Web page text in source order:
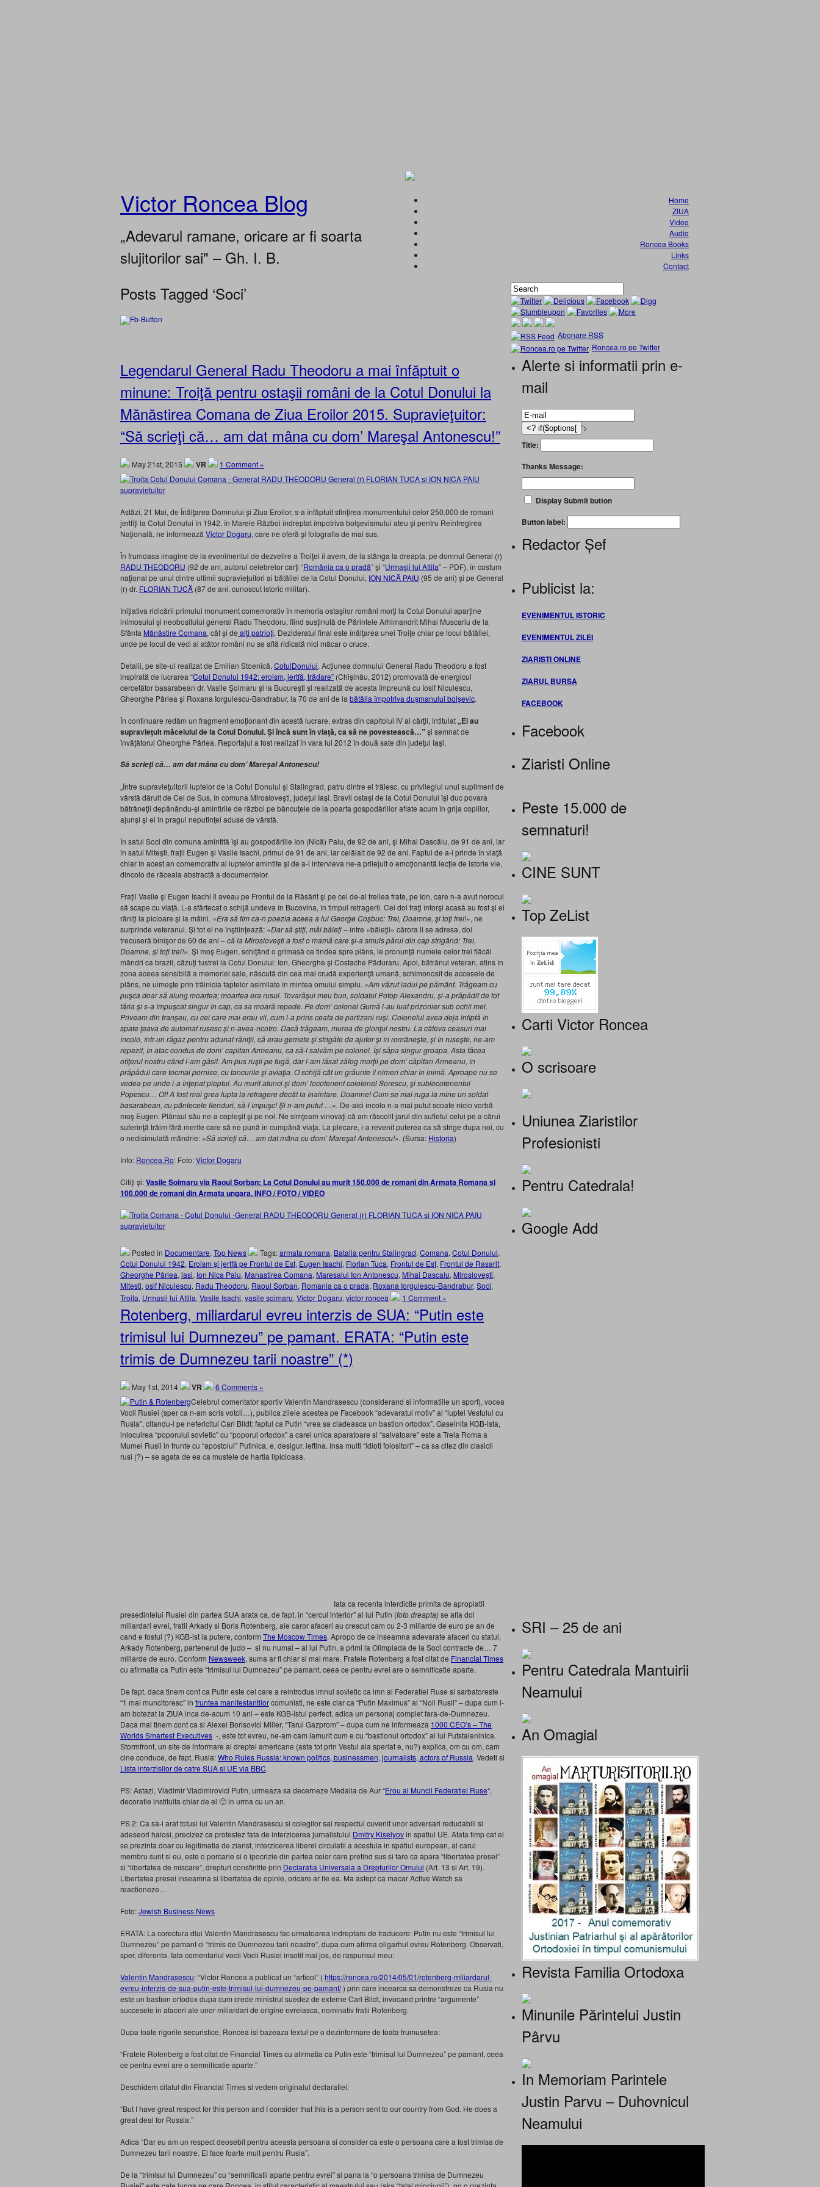
Victor Roncea Blog
„Adevarul ramane, oricare ar fi soarta
slujitorilor sai" – Gh. I. B.
Home
ZIUA
Video
Audio
Roncea Books
Links
Contact
Posts Tagged ‘Soci’
Legendarul General Radu Theodoru a mai înfăptuit o
minune: Troiţă pentru ostaşii români de la Cotul Donului la
Mănăstirea Comana de Ziua Eroilor 2015. Supravieţuitor:
“Să scrieţi că… am dat mâna cu dom’ Mareşal Antonescu!”
May 21st, 2015 VR 1 Comment »
Astăzi, 21 Mai, de Înălţarea Domnului şi Ziua Eroilor, s-a înfăptuit sfinţirea monumentului celor 250.000 de romani
jertfiţi la Cotul Donului în 1942, în Marele Război îndreptat împotriva bolşevismului ateu şi pentru Reîntregirea
Naţională, ne informează Victor Dogaru, care ne oferă şi fotografia de mai sus.
În frumoasa imagine de la evenimentul de dezvelire a Troiţei îi avem, de la stânga la dreapta, pe domnul General (r)
RADU THEODORU (92 de ani, autorul celebrelor carţi “România ca o pradă” şi “Urmaşii lui Attila” – PDF), în costum
naţional pe unul dintre ultimii supravieţuitori ai bătăliei de la Cotul Donului, ION NICĂ PAIU (95 de ani) şi pe General
(r) dr. FLORIAN TUCĂ (87 de ani, cunoscut istoric militar).
Iniţiativa ridicării primului monument comemorativ în memoria ostaşilor români morţi la Cotul Donului aparţine
inimosului şi neobositului general Radu Theodoru, fiind susţinută de Părintele Arhimandrit Mihai Muscariu de la
Sfânta Mănăstire Comana, cât şi de alţi patrioţi. Dezideratul final este înălţarea unei Troiţe chiar pe locul bătăliei,
unde pe locul de veci al atâtor români nu se află ridicată nici măcar o cruce.
Detalii, pe site-ul realizat de Emilian Stoenică, CotulDonului. Acţiunea domnului General Radu Theodoru a fost
inspirată de lucrarea “Cotul Donului 1942: eroism, jertfă, trădare” (Chişinău, 2012) promovată de energicul
cercetător basarabean dr. Vasile Şoimaru şi la Bucureşti şi realizată de acesta împreună cu Iosif Niculescu,
Gheorghe Pârlea şi Roxana Iorgulescu-Bandrabur, la 70 de ani de la bătălia împotriva duşmanului bolşevic.
În continuare redăm un fragment emoţionant din acestă lucrare, extras din capitolul IV al cărţii, intitulat „Ei au
supravieţuit măcelului de la Cotul Donului. Şi încă sunt în viaţă, ca să ne povestească…”şi semnat de
învăţătorul Gheorghe Pârlea. Reportajul a fost realizat în vara lui 2012 în două sate din judeţul Iaşi.
Să scrieţi că… am dat mâna cu dom’ Mareşal Antonescu!
„Între supravieţuitorii luptelor de la Cotul Donului şi Stalingrad, patru dintre ei trăiesc, cu privilegiul unui supliment de
vârstă dăruit de Cel de Sus, în comuna Mirosloveşti, judeţul Iaşi. Bravii ostaşi de la Cotul Donului îşi duc povara
bătrâneţii depănându-şi amintirile de război pe băncuţele de la poarta gospodăriilor aflate acum în grija copiilor,
ajunşi şi ei în pragul neputinţei aduse de vârstă.
În satul Soci din comuna amintită îşi au gospodăriile Ion (Nică) Paiu, de 92 de ani, şi Mihai Dascălu, de 91 de ani, iar
în satul Miteşti, fraţii Eugen şi Vasile Isachi, primul de 91 de ani, iar celălalt de 92 de ani. Faptul de a-i prinde în viaţă
chiar în acest an comemorativ al luptelor amintite şi de a-i intervieva ne-a prilejuit o emoţionantă lecţie de istorie vie,
dincolo de răceala abstractă a documentelor.
Fraţii Vasile şi Eugen Isachi îl aveau pe Frontul de la Răsărit şi pe cel de-al treilea frate, pe Ion, care n-a avut norocul
să scape cu viaţă. L-a sfârtecat o schijă undeva în Bucovina, în timpul retragerii. Cei doi fraţi întorşi acasă au fost şi ei
răniţi la picioare şi la mâini. «Era să fim ca-n poezia aceea a lui George Coşbuc: Trei, Doamne, şi toţi trei!», ne
surprinde veteranul. Şi tot el ne înştiinţează: «Dar să ştiţi, măi băieţi– între «băieţii» cărora li se adresa, doi
trecuseră binişor de 60 de ani –că la Mirosloveşti a fost o mamă care şi-a smuls părul din cap strigând: Trei,
Doamne, şi toţi trei!». Şi moş Eugen, schiţând o grimasă ce tindea spre plâns, le pronunţă numele celor trei flăcăi
mândri ca brazii, căzuţi tustrei la Cotul Donului: Ion, Gheorghe şi Costache Păduraru. Apoi, bătrânul veteran, atins în
zona aceea sensibilă a memoriei sale, născută din cea mai crudă experienţă umană, schimonosit de accesele de
plâns, ne uimeşte prin trăinicia faptelor asimilate în mintea omului simplu. «Am văzut iadul pe pământ. Trăgeam cu
puşca doar să alung moartea; moartea era rusul. Tovarăşul meu bun, soldatul Potop Alexandru, şi-a prăpădit de tot
tăria şi s-a împuşcat singur în cap, ca sa moară repede. Pe dom’ colonel Gumă l-au luat prizonier sub ochii mei.
Priveam din tranşeu, cu cei care mai erau vii, cum l-a prins ceata de partizani ruşi. Colonelul avea deja infiptă în
spate ţeava de automat rusesc şi n-avea-ncotro. Dacă trăgeam, murea de glonţul nostru. La câteva ceasuri mai
încolo, într-un răgaz pentru adunat răniţii, că erau gemete şi strigăte de ajutor şi în româneşte, şi în ruseşte, ne-am
repezit, în atac condus de dom’ capitan Armeanu, ca să-l salvăm pe colonel. Îşi săpa singur groapa. Asta făcea
ofiţerul nostru când l-am găsit. Am pus ruşii pe fugă, dar l-am lăsat zălog morţii pe dom’ căpitan Armeanu, în
prăpădul care tocmai pornise, cu tancurile şi aviaţia. O schijă cât un grăunte îl nimeri chiar în inimă. Aproape nu se
vedea pe unde i-a înţepat pieptul. Au murit atunci şi dom’ locotenent cololonel Sorescu, şi sublocotenentul
Popescu… Of! A fost mai grea lupta la retragere decât la înaintare. Doamne! Cum se mai ruga la mine un soldat
basarabean, cu pântecele flenduri, să-l împuşc! Şi n-am putut …». De-aici încolo n-a mai putut scoate nicio vorbă
moş Eugen. Plânsul său ne-a copleşit şi pe noi. Ne simţeam vinovaţi că am răscolit jarul din sufletul celui pe a cărui
suferinţă trăim fără merite care să ne pună în cumpănă viaţa. La plecare, i-a revenit puterea ca să strige dupa noi, cu
o nedisimulată mândrie: «Să scrieţi că… am dat mâna cu dom’ Mareşal Antonescu!». (Sursa: Historia)
Info: Roncea.Ro: Foto:Victor Dogaru
Citiţi şi:Vasile Soimaru via Raoul Sorban: La Cotul Donului au murit 150.000 de romani din Armata Romana si
100.000 de romani din Armata ungara. INFO / FOTO / VIDEO
Posted in Documentare, Top News Tags:armata romana, Batalia pentru Stalingrad, Comana, Cotul Donului,
Cotul Donului 1942, Eroism și jertfă pe Frontul de Est, Eugen Isachi, Florian Tuca, Frontul de Est, Frontul de Rasarit,
Gheorghe Pârlea, iasi, Ion Nica Paiu, Manastirea Comana, Maresalul Ion Antonescu, Mihai Dascalu, Mirosloveşti,
Mitesti, osif Niculescu, Radu Theodoru, Raoul Sorban, Romania ca o prada, Roxana Iorgulescu-Bandrabur, Soci,
Troita, Urmasii lui Attila, Vasile Isachi, vasile soimaru, Victor Dogaru, victor roncea 1 Comment »
Rotenberg, miliardarul evreu interzis de SUA: “Putin este
trimisul lui Dumnezeu” pe pamant. ERATA: “Putin este
trimis de Dumnezeu tarii noastre” (*)
May 1st, 2014 VR
6 Comments »
Celebrul comentator sportiv Valentin Mandrasescu (considerand si informatiile un sport), vocea
Vocii Rusiei (sper ca n-am scris votcii…), publica zilele acestea pe Facebook “adevaratul motiv” al “luptei Vestului cu
Rusia”, citandu-l pe nefericitul Carl Bildt: faptul ca Putin “vrea sa cladeasca un bastion ortodox”. Gaselnita KGB-ista,
inlocuirea “poporului sovietic” cu “poporul ortodox” a carei unica aparatoare si “salvatoare” este a Treia Roma a
Mumei Rusii in frunte cu “apostolul” Putinica, e, desigur, ieftina. Insa multi “idioti folositori” – ca sa citez din clasicii
rusi (?) – se agata de ea ca mustele de hartia lipicioasa.
Iata ca recenta interdictie primita de apropiatii
presedintelui Rusiei din partea SUA arata ca, de fapt, in “cercul interior” al lui Putin (foto dreapta)se afla doi
miliardari evrei, fratii Arkady si Boris Rotenberg, ale caror afaceri au crescut cam cu 2-3 miliarde de euro pe an de
cand e fostul (?) KGB-ist la putere, conform The Moscow Times. Apropo de ce inseamna adevarate afaceri cu statul,
Arkady Rotenberg, partenerul de judo – si nu numai – al lui Putin, a primi la Olimpiada de la Soci contracte de… 7
miliarde de euro. Conform Newsweek, suma ar fi chiar si mai mare. Fratele Rotenberg a fost citat de Financial Times
cu afirmatia ca Putin este “trimisul lui Dumnezeu” pe pamant, ceea ce pentru evrei are o semnificatie aparte.
De fapt, daca tinem cont ca Putin este cel care a reintrodus imnul sovietic ca imn al Federatiei Ruse si sarbatoreste
“1 mai muncitoresc” in fruntea manifestantilorcomunisti, ne este clar ca “Putin Maximus” al “Noii Rusii” – dupa cum l-
am botezat la ZIUA inca de-acum 10 ani – este KGB-istul perfect, adica un personaj complet fara-de-Dumnezeu.
Daca mai tinem cont ca si Alexei Borisovici Miller, “Tarul Gazprom” – dupa cum ne informeaza 1000 CEO’s – The
Worlds Smartest Executives -, este tot evreu, ne-am cam lamurit cum e cu “bastionul ortodox” al lui Putstaleninica.
Stormfront, un site de informare al dreptei americane (asta tot prin Vestul ala speriat e, nu?) explica, om cu om, cam
cine conduce, de fapt, Rusia:Who Rules Russia: known politics, businessmen, journalists, actors of Russia. Vedeti si
Lista interzisilor de catre SUA si UE via BBC.
PS: Astazi, Vladimir Vladimirovici Putin, urmeaza sa decerneze Medalia de Aur “Erou al Muncii Federatiei Ruse“,
decoratie instituita chiar de el 🙂 in urma cu un an.
PS 2: Ca sa-i arat totusi lui Valentin Mandrasescu si colegilor sai respectul cuvenit unor adversari redudabili si
adeseori haiosi, precizez ca protestez fata de interzicerea jurnalistului Dmitry Kiselyovin spatiul UE. Atata timp cat el
se prezinta doar cu legitimatia de ziarist, interzicerea liberei circulatii a acestuia in spatiul european, al carui
membru sunt si eu, este o porcarie si o ipocrizie din partea celor care pretind sus si tare ca apara “libertatea presei”
si “libertatea de miscare”, drepturi consfintite prin Declaratia Universala a Drepturilor Omului (Art. 13 si Art. 19).
Libertatea presei inseamna si libertatea de opinie, oricare ar fie ea. Ma astept ca macar Active Watch sa
reactioneze…
Foto:Jewish Business News
ERATA: La corectura dlui Valentin Mandrasescu fac urmatoarea indreptare de traducere: Putin nu este “trimisul lui
Dumnezeu” pe pamant ci “trimis de Dumnezeu tarii noastre”, dupa cum afirma oligarhul evreu Rotenberg. Observati,
sper, diferenta. Iata comentariul vocii Vocii Rusiei insotit mai jos, de raspunsul meu:
Valentin Mandrasescu: “Victor Roncea a publicat un “articol” (https://roncea.ro/2014/05/01/rotenberg-miliardarul-
evreu-interzis-de-sua-putin-este-trimisul-lui-dumnezeu-pe-pamant/) prin care incearca sa demonstreze ca Rusia nu
este un bastion ortodox dupa cum crede ministrul suedez de externe Carl Bildt, invocand printre “argumente”
succesele in afaceri ale unor miliardari de origine evreiasca, nominativ fratii Rotenberg.
Dupa toate rigorile securistice, Roncea isi bazeaza textul pe o dezinformare de toata frumusetea:
“Fratele Rotenberg a fost citat de Financial Times cu afirmatia ca Putin este “trimisul lui Dumnezeu” pe pamant, ceea
ce pentru evrei are o semnificatie aparte.”
Deschidem citatul din Financial Times si vedem originalul declaratiei:
“But I have great respect for this person and I consider that this is a person sent to our country from God. He does a
great deal for Russia.”
Adica “Dar eu am un respect deosebit pentru aceasta persoana si consider ca este o persoana care a fost trimisa de
Dumnezeu tarii noastre. El face foarte mult pentru Rusia”.
De la “trimisul lui Dumnezeu” cu “semnificatii aparte pentru evrei” si pana la “o persoana trimisa de Dumnezeu
Abonare RSS
Roncea.ro pe Twitter
Alerte si informatii prin e-
mail
'>
Title:
Thanks Message:
Display Submit button
Button label:
Redactor Șef
Publicist la:
EVENIMENTUL ISTORIC
EVENIMENTUL ZILEI
ZIARISTI ONLINE
ZIARUL BURSA
FACEBOOK
Facebook
Ziaristi Online
Peste 15.000 de
semnaturi!
CINE SUNT
Top ZeList
Carti Victor Roncea
O scrisoare
Uniunea Ziaristilor
Profesionisti
Pentru Catedrala!
Google Add
SRI – 25 de ani
Pentru Catedrala Mantuirii
Neamului
An Omagial
Revista Familia Ortodoxa
Minunile Părintelui Justin
Pârvu
In Memoriam Parintele
Justin Parvu – Duhovnicul
Neamului